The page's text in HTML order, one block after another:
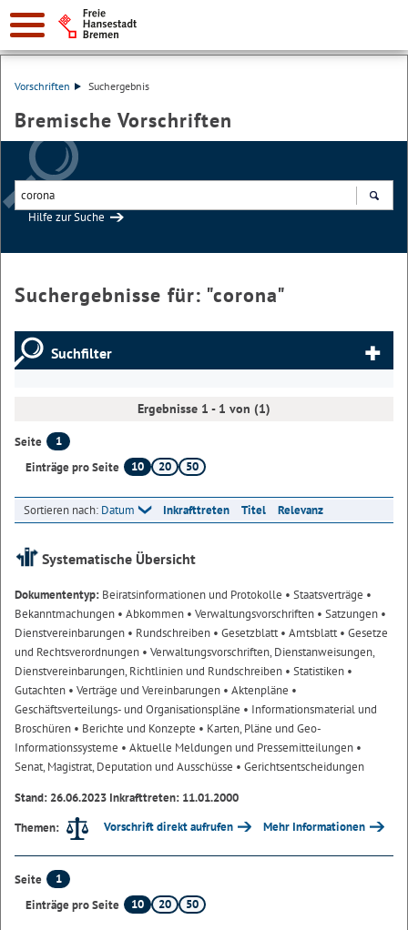
Vorschriften Suchergebnis
Bremische Vorschriften
Hilfe zur Suche
Suchergebnisse für: "corona"
Suchfilter
Ergebnisse 1 - 1 von (1)
Seite
1
Einträge pro Seite
10 20 50
Sortieren nach: Datum Inkrafttreten Titel Relevanz
Systematische Übersicht
Dokumententyp: Beiratsinformationen und Protokolle • Staatsverträge •
Bekanntmachungen • Abkommen • Verwaltungsvorschriften • Satzungen •
Dienstvereinbarungen • Rundschreiben • Gesetzblatt• Amtsblatt• Gesetze
und Rechtsverordnungen • Verwaltungsvorschriften, Dienstanweisungen,
Dienstvereinbarungen, Richtlinien und Rundschreiben • Statistiken •
Gutachten • Verträge und Vereinbarungen • Aktenpläne •
Geschäftsverteilungs- und Organisationspläne • Informationsmaterial und
Broschüren • Berichte und Konzepte • Karten, Pläne und Geo-
Informationssysteme • Aktuelle Meldungen und Pressemitteilungen •
Senat, Magistrat, Deputation und Ausschüsse • Gerichtsentscheidungen
Stand: 26.06.2023 Inkrafttreten: 11.01.2000
Themen:
Vorschrift direkt aufrufen Mehr Informationen
Seite
1
Einträge pro Seite
10 20 50